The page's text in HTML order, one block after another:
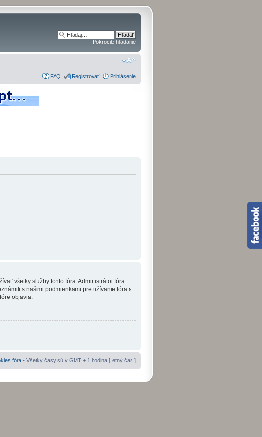
Pokročilé hľadanie
FAQ Registrovať Prihlásenie
všetky služby tohto fóra. Administrátor fóra
s našimi podmienkami pre užívanie fóra a
objavia.
fóra • Všetky časy sú v GMT + 1 hodina [ letný čas ]